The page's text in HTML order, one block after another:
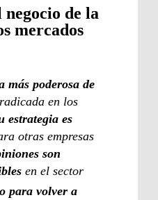
de la
mercados
más poderosa de
en los
estrategia es
otras empresas
son
en el sector
para volver a